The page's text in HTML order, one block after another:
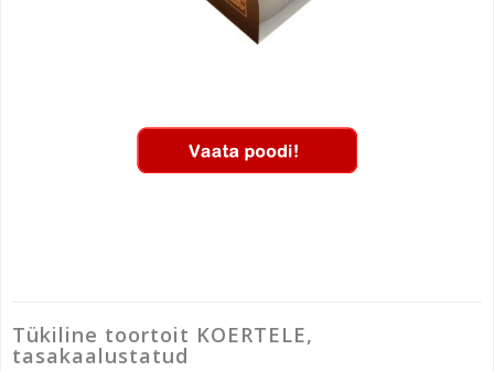
Tükiline toortoit KOERTELE,
tasakaalustatud